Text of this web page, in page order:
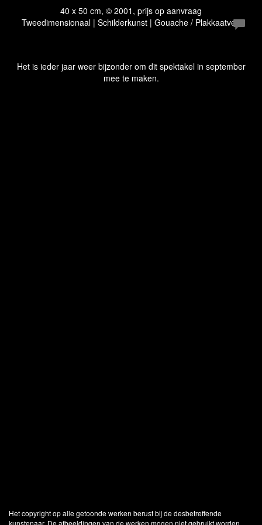
40 x 50 cm, © 2001, prijs op aanvraag
Tweedimensionaal | Schilderkunst | Gouache / Plakkaatverf
Het is ieder jaar weer bijzonder om dit spektakel in september
mee te maken.
Het copyright op alle getoonde werken berust bij de desbetreffende
kunstenaar. De afbeeldingen van de werken mogen niet gebruikt worden